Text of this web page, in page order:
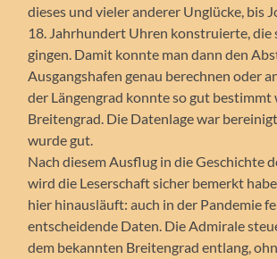
dieses und vieler anderer Unglücke, bis
18. Jahrhundert Uhren konstruierte, die
gingen. Damit konnte man dann den
Ausgangshafen genau berechnen oder
der Längengrad konnte so gut bestimmt
Breitengrad. Die Datenlage war
wurde gut.
Nach diesem Ausflug in die Geschichte
wird die Leserschaft sicher bemerkt
hier hinausläuft: auch in der Pandemie
entscheidende Daten. Die Admirale
dem bekannten Breitengrad entlang,